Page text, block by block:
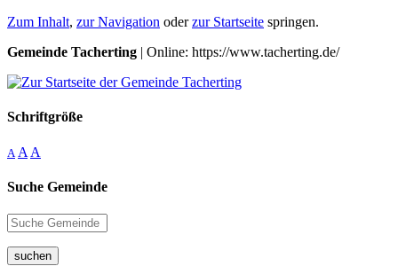
Zum Inhalt, zur Navigation oderzur Startseite springen.
Gemeinde Tacherting | Online: https://www.tacherting.de/
Schriftgröße
A A A
Suche Gemeinde
suchen